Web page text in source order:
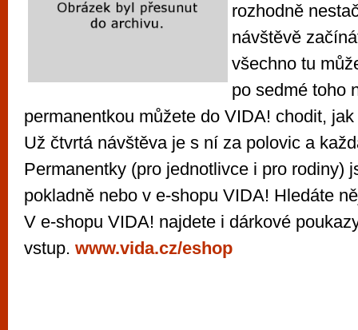
rozhodně
návštěvě
všechno tu
po sedmé toho
permanentkou můžete do VIDA! chodit,
Už čtvrtá návštěva je s ní za polovic a
Permanentky (pro jednotlivce i pro rodiny)
pokladně nebo v e-shopu VIDA! Hledáte
V e-shopu VIDA! najdete i dárkové
vstup. www.vida.cz/eshop